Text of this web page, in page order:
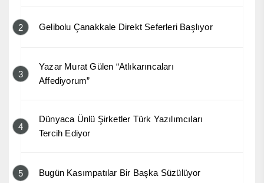
2 Gelibolu Çanakkale Direkt Seferleri Başlıyor
3
Yazar Murat Gülen “Atlıkarıncaları
Affediyorum”
4
Dünyaca Ünlü Şirketler Türk Yazılımcıları
Tercih Ediyor
5 Bugün Kasımpatılar Bir Başka Süzülüyor